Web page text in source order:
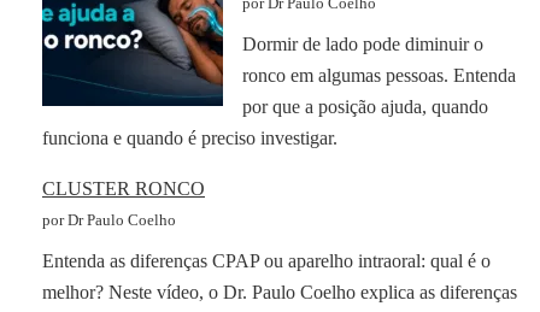
Dormir de lado pode diminuir o
ronco em algumas pessoas. Entenda
por que a posição ajuda, quando
funciona e quando é preciso investigar.
CLUSTER RONCO
por Dr Paulo Coelho
Entenda as diferenças CPAP ou aparelho intraoral: qual é o
melhor? Neste vídeo, o Dr. Paulo Coelho explica as diferenças